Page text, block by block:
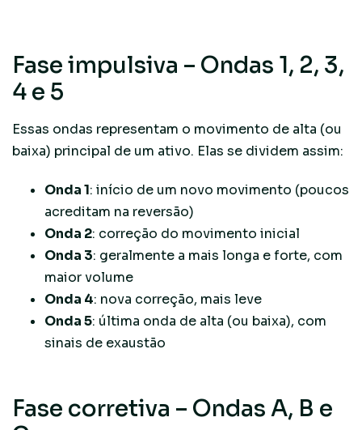
Fase impulsiva – Ondas 1, 2, 3,
4 e 5
Essas ondas representam o movimento de alta (ou
baixa) principal de um ativo. Elas se dividem assim:
Onda 1: início de um novo movimento (poucos
acreditam na reversão)
Onda 2: correção do movimento inicial
Onda 3: geralmente a mais longa e forte, com
maior volume
Onda 4: nova correção, mais leve
Onda 5: última onda de alta (ou baixa), com
sinais de exaustão
Fase corretiva – Ondas A, B e